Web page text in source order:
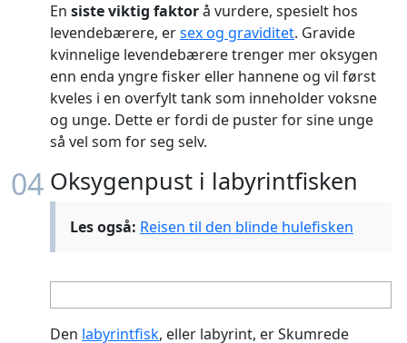
En siste viktig faktorå vurdere, spesielt hos
levendebærere, ersex og graviditet. Gravide
kvinnelige levendebærere trenger mer oksygen
enn enda yngre fisker eller hannene og vil først
kveles i en overfylt tank som inneholder voksne
og unge. Dette er fordi de puster for sine unge
så vel som for seg selv.
04 Oksygenpust i labyrintfisken
Les også: Reisen til den blinde hulefisken
Den labyrintfisk, eller labyrint, er Skumrede